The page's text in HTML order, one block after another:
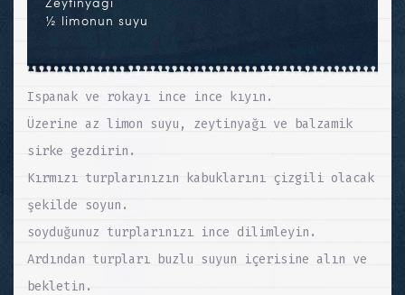
½ limonun suyu
Ispanak ve rokayı ince ince kıyın.
Üzerine az limon suyu, zeytinyağı ve balzamik
sirke gezdirin.
Kırmızı turplarınızın kabuklarını çizgili olacak
şekilde soyun.
soyduğunuz turplarınızı ince dilimleyin.
Ardından turpları buzlu suyun içerisine alın ve
bekletin.